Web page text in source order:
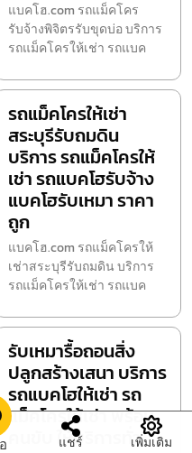
แบคโฮ.com รถแม็คโคร
รับจ้างพิจิตรรับขุดบ่อ บริการ
รถแม็คโครให้เช่า รถแบค
รถแม็คโครให้เช่า
สระบุรีรับถมดิน
บริการ รถแม็คโครให้
เช่า รถแบคโฮรับจ้าง
แบคโฮรับเหมา ราคา
ถูก
แบคโฮ.com รถแม็คโครให้
เช่าสระบุรีรับถมดิน บริการ
รถแม็คโครให้เช่า รถแบค
รับเหมารื้อถอนสิ่ง
ปลูกสร้างเสนา บริการ
รถแบคโฮให้เช่า รถ
แม็คโครให้เช่า พร้อม
คนขับ ให้บริการทั่ว
แชร์ เพิ่มเติม